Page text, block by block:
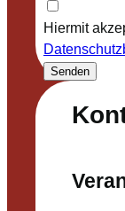
Hiermit
Senden